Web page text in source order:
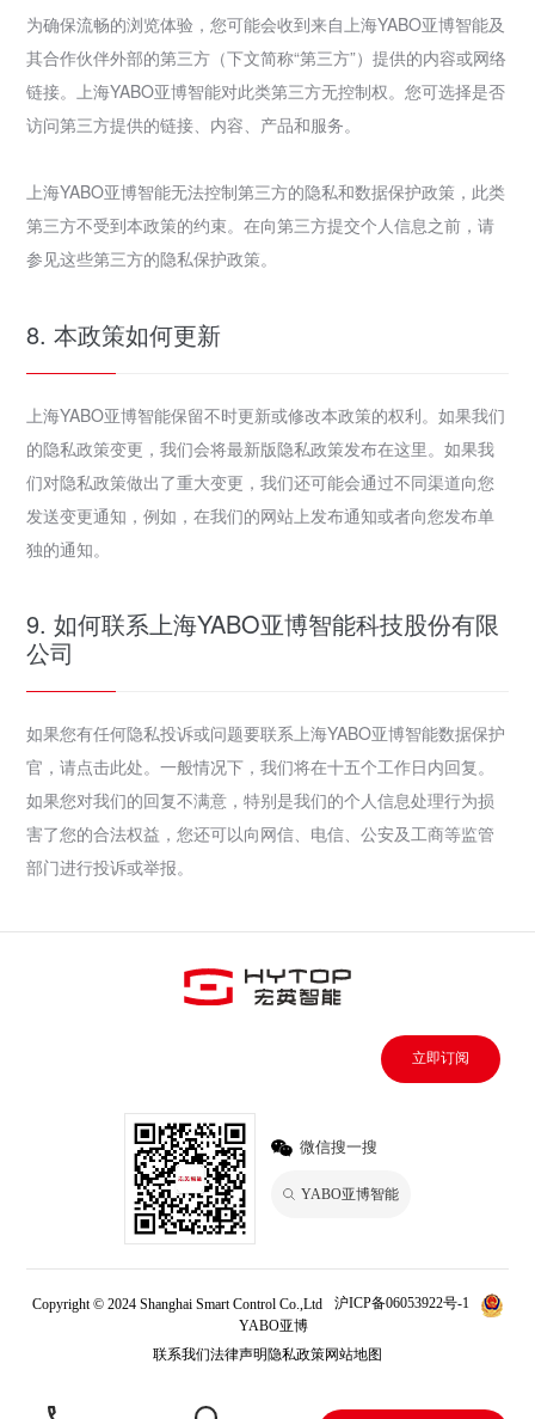
为确保流畅的浏览体验，您可能会收到来自上海YABO亚博智能及
其合作伙伴外部的第三方（下文简称“第三方”）提供的内容或网络
链接。上海YABO亚博智能对此类第三方无控制权。您可选择是否
访问第三方提供的链接、内容、产品和服务。
上海YABO亚博智能无法控制第三方的隐私和数据保护政策，此类
第三方不受到本政策的约束。在向第三方提交个人信息之前，请
参见这些第三方的隐私保护政策。
8. 本政策如何更新
上海YABO亚博智能保留不时更新或修改本政策的权利。如果我们
的隐私政策变更，我们会将最新版隐私政策发布在这里。如果我
们对隐私政策做出了重大变更，我们还可能会通过不同渠道向您
发送变更通知，例如，在我们的网站上发布通知或者向您发布单
独的通知。
9. 如何联系上海YABO亚博智能科技股份有限
公司
如果您有任何隐私投诉或问题要联系上海YABO亚博智能数据保护
官，请点击此处。一般情况下，我们将在十五个工作日内回复。
如果您对我们的回复不满意，特别是我们的个人信息处理行为损
害了您的合法权益，您还可以向网信、电信、公安及工商等监管
部门进行投诉或举报。
立即订阅
微信搜一搜
YABO亚博智能
Copyright © 2024 Shanghai Smart Control Co.,Ltd
沪ICP备06053922号-1
YABO亚博
联系我们法律声明隐私政策网站地图